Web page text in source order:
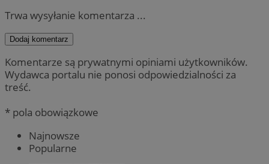
Trwa wysyłanie komentarza ...
Dodaj komentarz
Komentarze są prywatnymi opiniami użytkowników.
Wydawca portalu nie ponosi odpowiedzialności za
treść.
* pola obowiązkowe
Najnowsze
Popularne